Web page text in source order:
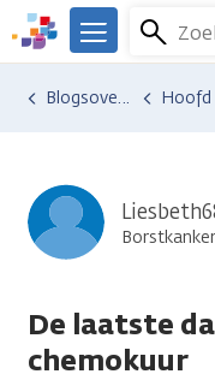
Overslaan
en
naar
We
er
Kanker.nl
Menu
Ervaringen van
Blogsoverzicht Hoofd
Borstkanker
De laatste
chemokuur